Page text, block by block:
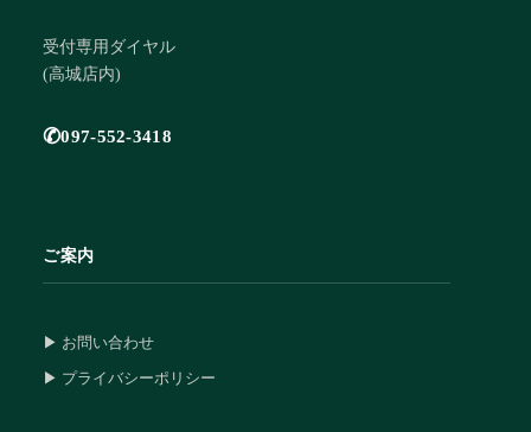
受付専用ダイヤル
(高城店内)
✆097-552-3418
ご案内
▶ お問い合わせ
▶ プライバシーポリシー